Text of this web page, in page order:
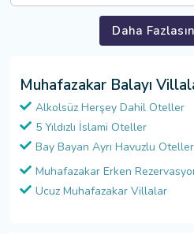
Daha
Muhafazakar Balayı
Alkolsüz Herşey Dahil Oteller
5 Yıldızlı İslami Oteller
Bay Bayan Ayrı Havuzlu Oteller
Muhafazakar Erken
Ucuz Muhafazakar Villalar